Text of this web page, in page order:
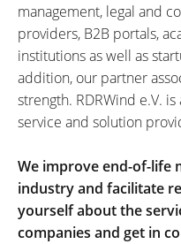
management, legal and
providers, B2B portals,
institutions as well as
addition, our partner
strength. RDRWind e.V.
service and solution
We improve end-of-life
industry and facilitate
yourself about the
companies and get in